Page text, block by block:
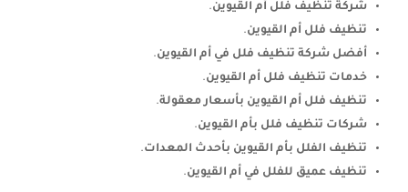
شركة تنظيف فلل أم القيوين.
تنظيف فلل أم القيوين.
أفضل شركة تنظيف فلل في أم القيوين.
خدمات تنظيف فلل أم القيوين.
تنظيف فلل أم القيوين بأسعار معقولة.
شركات تنظيف فلل بأم القيوين.
تنظيف الفلل بأم القيوين بأحدث المعدات.
تنظيف عميق للفلل في أم القيوين.